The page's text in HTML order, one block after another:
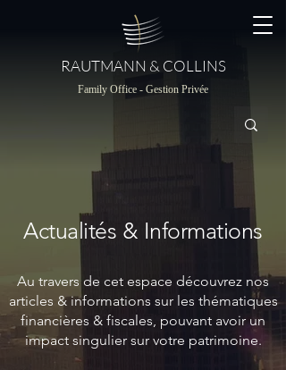
RAUTMANN & COLLINS
Family Office - Gestion Privée
Actualités & Informations
Au travers de cet espace découvrez nos
articles & informations sur les thématiques
financières & fiscales, pouvant avoir un
impact singulier sur votre patrimoine.